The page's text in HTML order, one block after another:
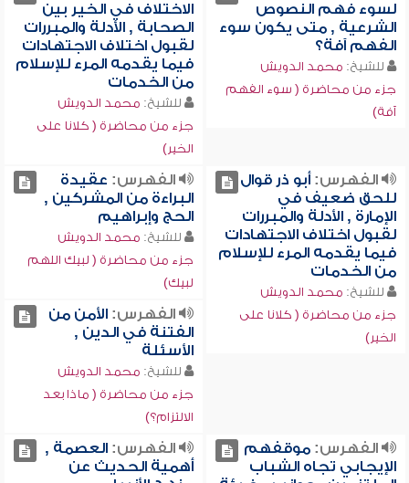
لسوء فهم النصوص
الشرعية , متى يكون سوء
الفهم آفة؟
للشيخ: محمد الدويش
جزء من محاضرة ( سوء الفهم
آفة)
الاختلاف في الخير بين
الصحابة , الأدلة والمبررات
لقبول اختلاف الاجتهادات
فيما يقدمه المرء للإسلام
من الخدمات
للشيخ: محمد الدويش
جزء من محاضرة ( كلانا على
الخير)
الفهرس:أبو ذر قوال
للحق ضعيف في
الإمارة , الأدلة والمبررات
لقبول اختلاف الاجتهادات
فيما يقدمه المرء للإسلام
من الخدمات
للشيخ: محمد الدويش
جزء من محاضرة ( كلانا على
الخير)
الفهرس: عقيدة
البراءة من المشركين ,
الحج وإبراهيم
للشيخ: محمد الدويش
جزء من محاضرة ( لبيك اللهم
لبيك)
الفهرس:الأمن من
الفتنة في الدين ,
الأسئلة
للشيخ: محمد الدويش
جزء من محاضرة ( ماذا بعد
الالتزام؟)
الفهرس:موقفهم
الإيجابي تجاه الشباب
الفهرس:العصمة ,
أهمية الحديث عن